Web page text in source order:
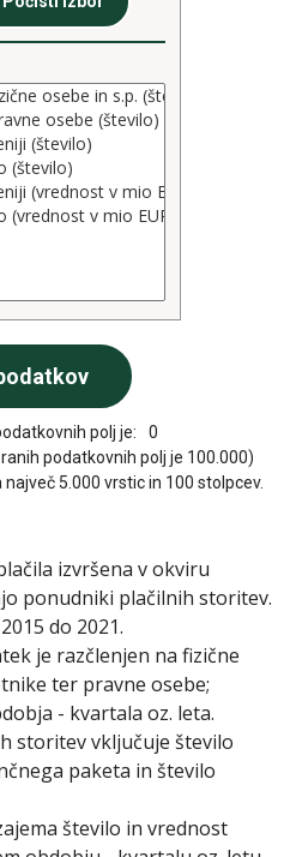
polj je:
0
podatkovnih polj je 100.000)
5.000 vrstic in 100 stolpcev.
izvršena v okviru
ponudniki plačilnih storitev.
do 2021.
je razčlenjen na fizične
ter pravne osebe;
- kvartala oz. leta.
storitev vključuje število
paketa in število
število in vrednost